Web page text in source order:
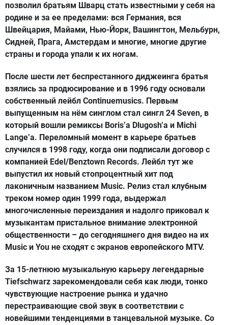
позволил братьям Шварц стать известными у себя на
родине и за ее пределами: вся Германия, вся
Швейцария, Майами, Нью-Йорк, Вашингтон, Мельбурн,
Сидней, Прага, Амстердам и многие, многие другие
страны и города упали к их ногам.
После шести лет беспрестанного диджеинга братья
взялись за продюсирование и в 1996 году основали
собственный лейбл Continuemusics. Первым
выпущенным на нём синглом стал сингл 24 Seven, в
который вошли ремиксы Boris’а Dlugosh’а и Michi
Lange’a. Переломный момент в карьере братьев
случился в 1998 году, когда они подписали договор с
компанией Edel/Benztown Records. Лейбл тут же
выпустил их новый стопроцентный хит под
лаконичным названием Music. Релиз стал клубным
треком номер один 1999 года, выдержал
многочисленные переиздания и надолго приковал к
музыкантам пристальное внимание электронной
общественности – до сегодняшнего дня видео на их
Music и You не сходят с экранов европейского MTV.
За 15-летнюю музыкальную карьеру легендарные
Tiefschwarz зарекомендовали себя как люди, тонко
чувствующие настроение рынка и удачно
перестраивающие свой звук в соответствии с
новейшими тенденциями в танцевальной музыке. Со